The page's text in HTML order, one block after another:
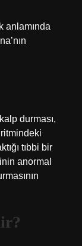
anlamında
durması,
tıbbi bir
anormal